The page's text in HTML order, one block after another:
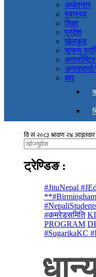
अर्थतन्त्र
स्वास्थ्य
शिक्षा
प्रदेश
खेलकुद
सूचना
थप
ट्रेण्डिङ :
#JituNepal
#कमरेडसमिति
PROGRAM
#SugarikaKC